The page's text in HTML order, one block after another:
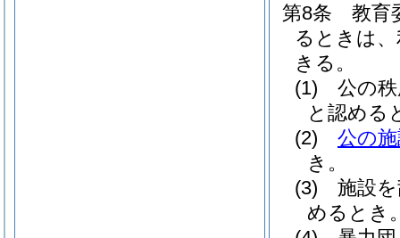
第8条
教育
るときは
きる。
(1)
公の
と認める
(2)
公の
き。
(3)
施設
めるとき